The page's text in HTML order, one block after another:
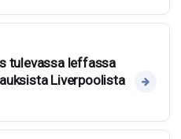
tulevassa leffassa
Liverpoolista